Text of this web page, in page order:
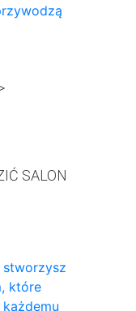
SALON
stworzysz
które